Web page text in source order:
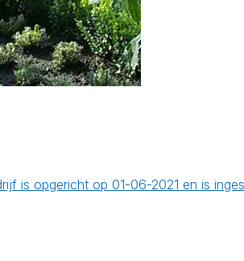
is opgericht op 01-06-2021 en is